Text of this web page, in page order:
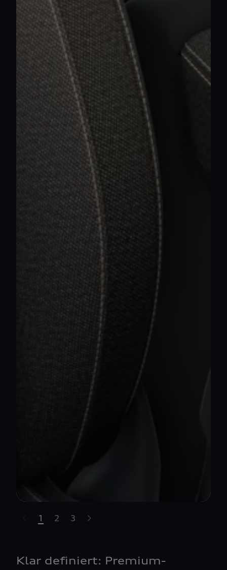
highlights.skipLinkText__
1 2 3
Klar definiert: Premium-